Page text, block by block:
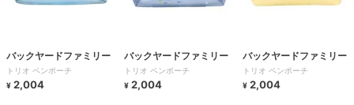
バックヤードファミリー
トリオ ペンポーチ
¥ 2,004
バックヤードファミリー
トリオ ペンポーチ
¥ 2,004
バックヤードファミリー
トリオ ペンポーチ
¥ 2,004